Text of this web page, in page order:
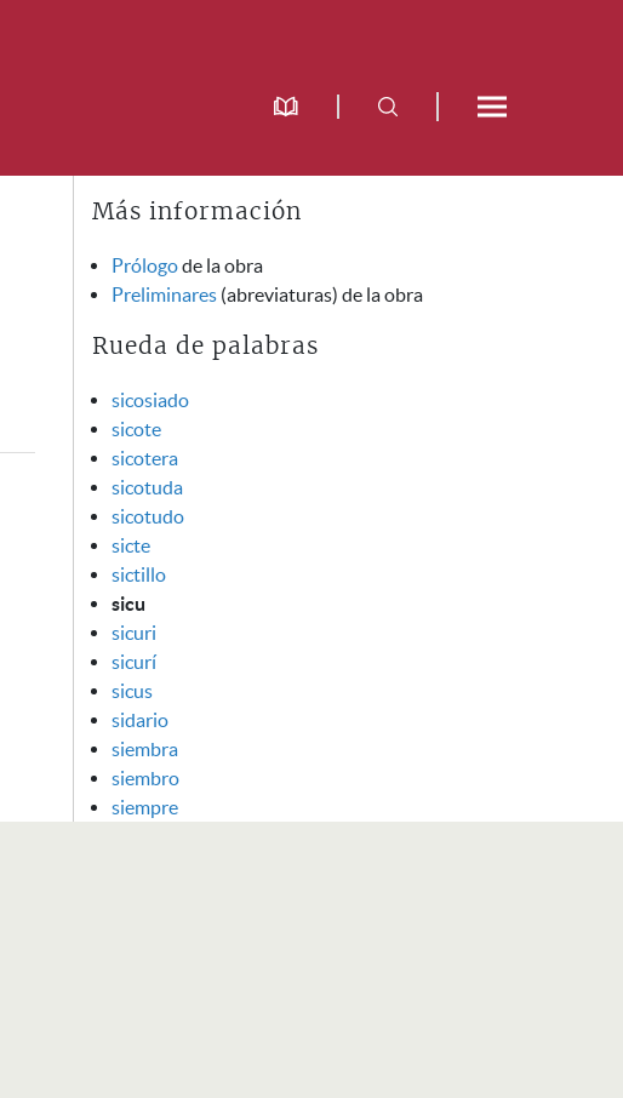
Más información
Prólogode la obra
Preliminares (abreviaturas) de la obra
Rueda de palabras
sicosiado
sicote
sicotera
sicotuda
sicotudo
sicte
sictillo
sicu
sicuri
sicurí
sicus
sidario
siembra
siembro
siempre